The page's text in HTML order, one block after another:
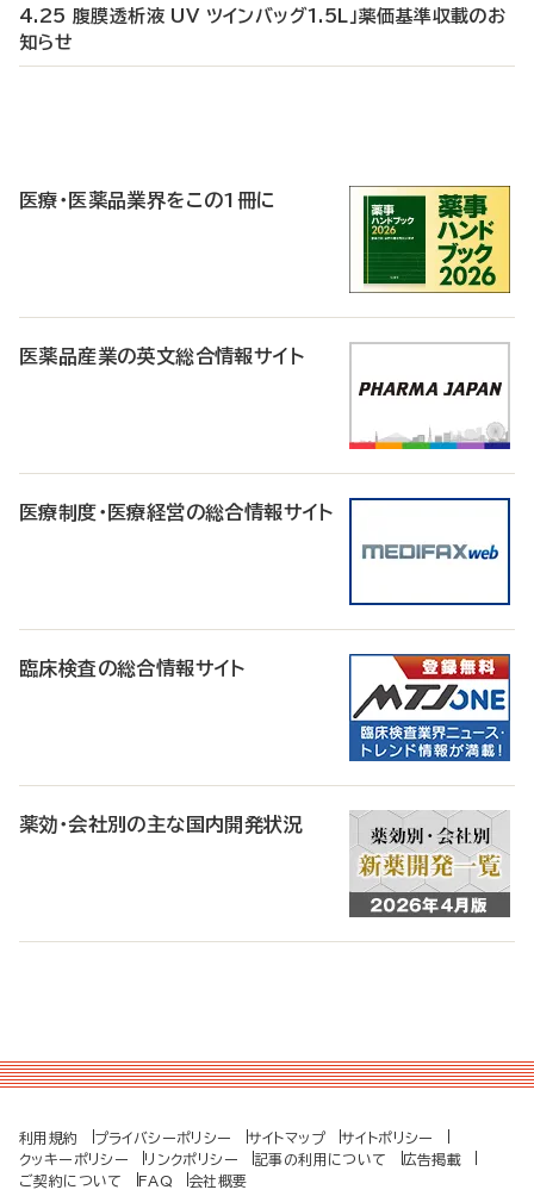
4.25 腹膜透析液 UV ツインバッグ1.5L」薬価基準収載のお
知らせ
医療・医薬品業界をこの1冊に
医薬品産業の英文総合情報サイト
医療制度・医療経営の総合情報サイト
臨床検査の総合情報サイト
薬効・会社別の主な国内開発状況
利用規約 プライバシーポリシー サイトマップ
サイトポリシー
クッキーポリシー
リンクポリシー 記事の利用について
広告掲載
ご契約について
FAQ 会社概要